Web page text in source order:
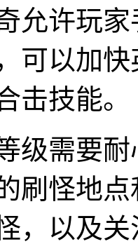
允许玩
可以加
击技能。
级需要
刷怪地
，以及